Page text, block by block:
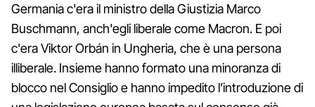
Germania c'era il ministro della Giustizia Marco
Buschmann, anch'egli liberale come Macron. E poi
c'era Viktor Orbán in Ungheria, che è una persona
illiberale. Insieme hanno formato una minoranza di
blocco nel Consiglio e hanno impedito l’introduzione di